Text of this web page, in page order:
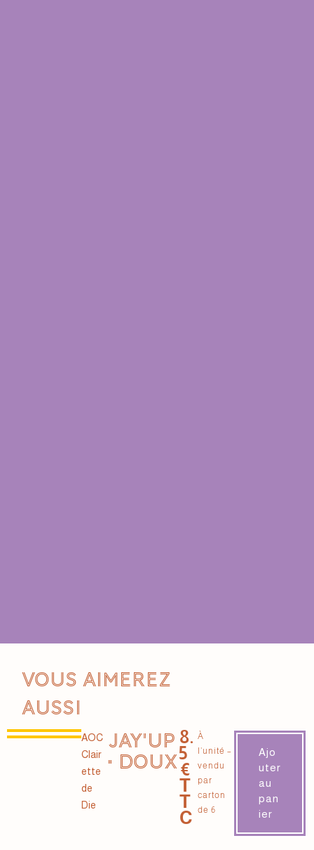
Vous aimerez
aussi
AOC
Clair
ette
de
Die
JAY'UP
• DOUX
8.
5
€
T
T
C
À
l’unité –
vendu
par
carton
de 6
Ajo
uter
au
pan
ier